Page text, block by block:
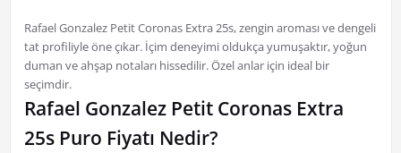
Rafael Gonzalez Petit Coronas Extra 25s, zengin aroması ve dengeli
tat profiliyle öne çıkar. İçim deneyimi oldukça yumuşaktır, yoğun
duman ve ahşap notaları hissedilir. Özel anlar için ideal bir
seçimdir.
Rafael Gonzalez Petit Coronas Extra
25s Puro Fiyatı Nedir?